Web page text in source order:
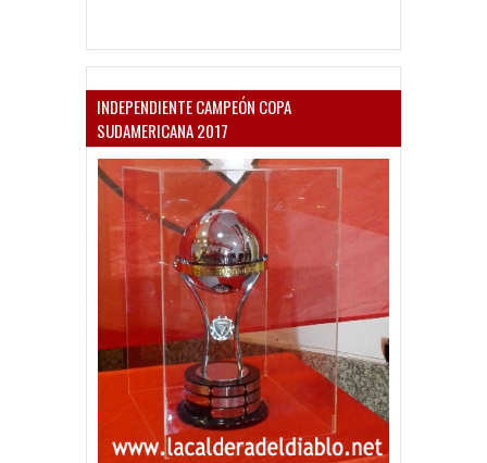
INDEPENDIENTE CAMPEÓN COPA
SUDAMERICANA 2017